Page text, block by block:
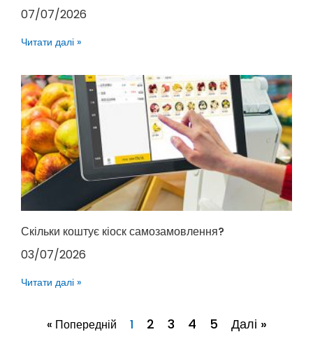
07/07/2026
Читати далі »
Скільки коштує кіоск самозамовлення?
03/07/2026
Читати далі »
« Попередній 1 2 3 4 5 Далі »